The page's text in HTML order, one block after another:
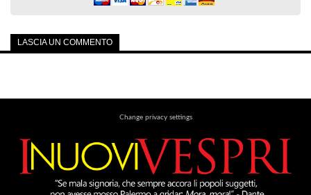
LASCIA UN COMMENTO
Change privacy settings